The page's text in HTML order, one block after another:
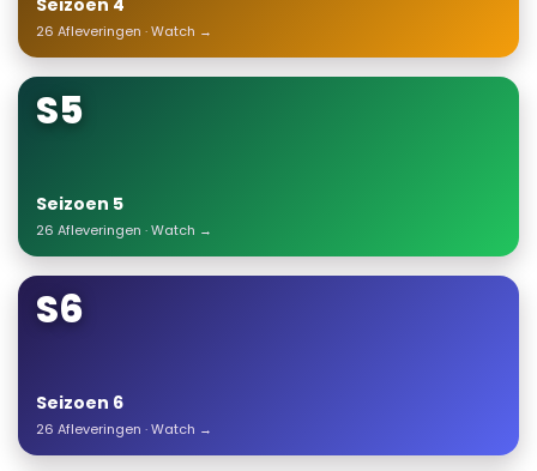
Seizoen 4
26 Afleveringen · Watch →
S5
Seizoen 5
26 Afleveringen · Watch →
S6
Seizoen 6
26 Afleveringen · Watch →